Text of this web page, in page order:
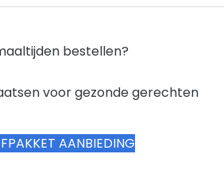
bestellen?
voor gezonde gerechten
AANBIEDING